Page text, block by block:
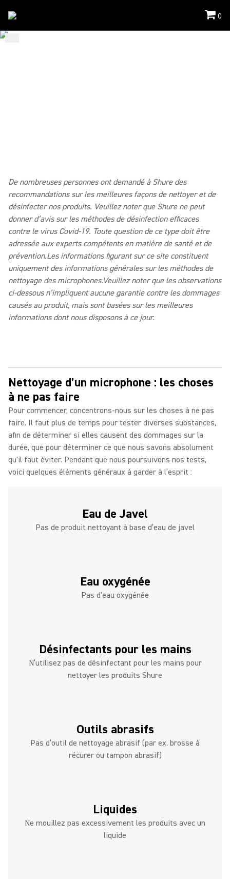
0
De nombreuses personnes ont demandé à Shure des
recommandations sur les meilleures façons de nettoyer et de
désinfecter nos produits. Veuillez noter que Shure ne peut
donner d’avis sur les méthodes de désinfection efficaces
contre le virus Covid-19. Toute question de ce type doit être
adressée aux experts compétents en matière de santé et de
prévention.Les informations figurant sur ce site constituent
uniquement des informations générales sur les méthodes de
nettoyage des microphones.Veuillez noter que les observations
ci-dessous n’impliquent aucune garantie contre les dommages
causés au produit, mais sont basées sur les meilleures
informations dont nous disposons à ce jour.
Nettoyage d’un microphone : les choses
à ne pas faire
Pour commencer, concentrons-nous sur les choses à ne pas
faire. Il faut plus de temps pour tester diverses substances,
afin de déterminer si elles causent des dommages sur la
durée, que pour déterminer ce que nous savons absolument
qu'il faut éviter. Pendant que nous poursuivons nos tests,
voici quelques éléments généraux à garder à l’esprit :
Eau de Javel
Pas de produit nettoyant à base d’eau de javel
Eau oxygénée
Pas d'eau oxygénée
Désinfectants pour les mains
N’utilisez pas de désinfectant pour les mains pour
nettoyer les produits Shure
Outils abrasifs
Pas d’outil de nettoyage abrasif (par ex. brosse à
récurer ou tampon abrasif)
Liquides
Ne mouillez pas excessivement les produits avec un
liquide